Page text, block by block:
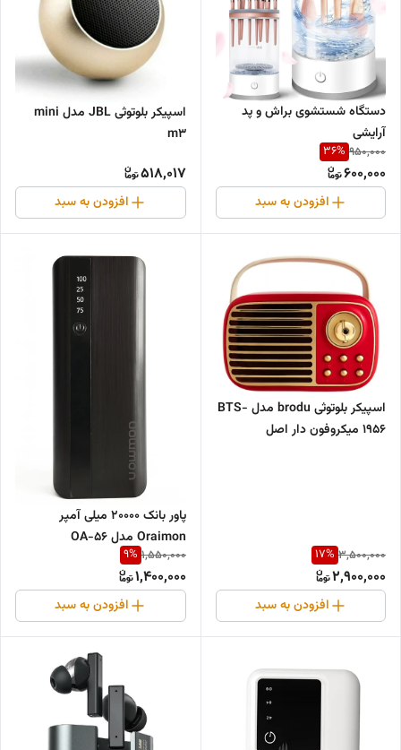
دستگاه شستشوی براش و پد
آرایشی
950,000
36%
600,000
افزودن به سبد
اسپیکر بلوتوثی JBL مدل mini
m3
518,017
افزودن به سبد
اسپیکر بلوتوثی brodu مدل BTS-
1956 میکروفون دار اصل
3,500,000
17%
2,900,000
افزودن به سبد
پاور بانک 20000 میلی آمپر
Oraimon مدل OA-56
1,550,000
9%
1,400,000
افزودن به سبد